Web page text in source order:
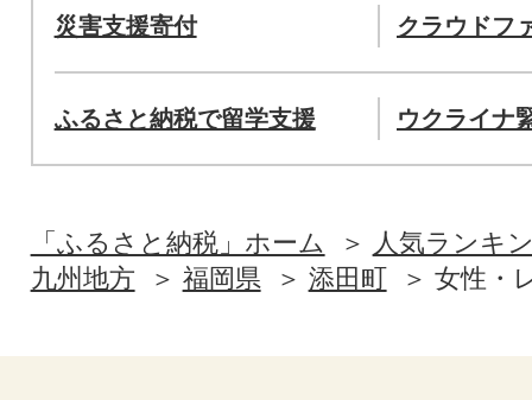
災害支援寄付 クラウドフ
ふるさと納税で留学支援 ウクライナ
「ふるさと納税」ホーム
人気ランキ
九州地方
福岡県 添田町 女性・